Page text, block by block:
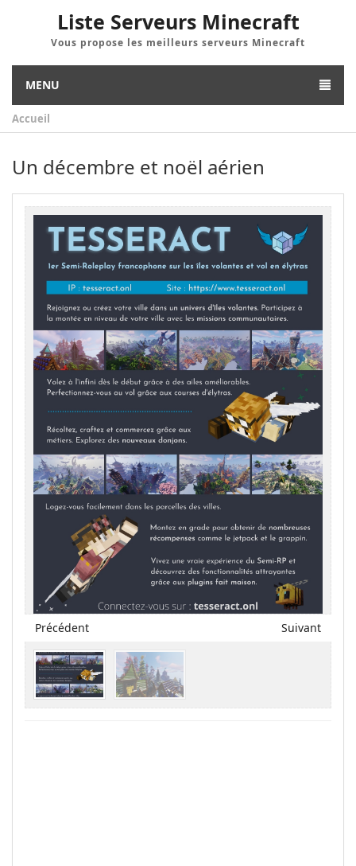
Liste Serveurs Minecraft
Vous propose les meilleurs serveurs Minecraft
MENU
Accueil
Un décembre et noël aérien
Précédent Suivant